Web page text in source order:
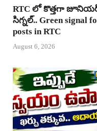
RTC లో కొత్తగా జూనియర్
సిగ్నల్.. Green signal
posts in RTC
August 6, 2026